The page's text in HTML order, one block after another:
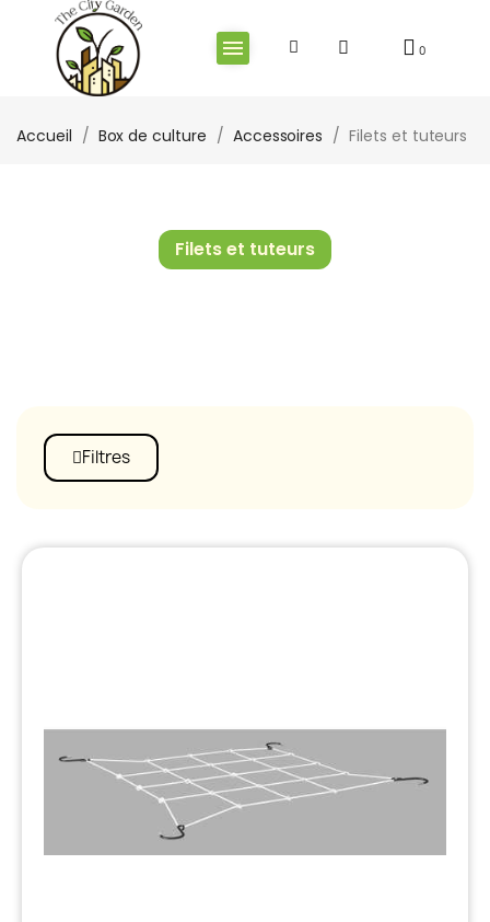
Accueil Box de culture Accessoires Filets et tuteurs
Filets et tuteurs
Filtres